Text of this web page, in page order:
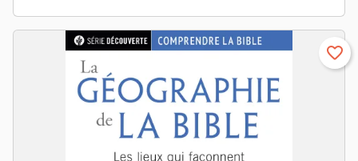
favorite_border